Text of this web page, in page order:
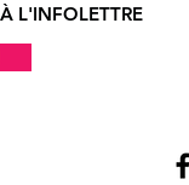
L'INFOLETTRE